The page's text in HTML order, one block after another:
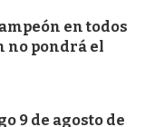
en todos
no pondrá el
9 de agosto de